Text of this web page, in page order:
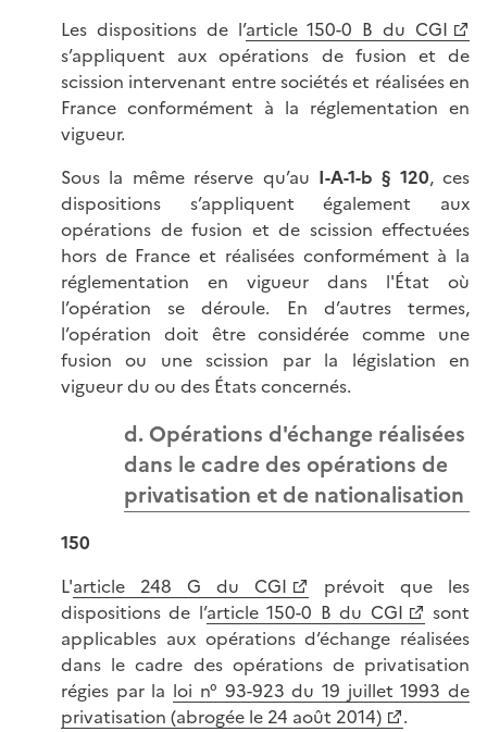
Les dispositions de l’article 150-0 B du CGI
s’appliquent aux opérations de fusion et de
scission intervenant entre sociétés et réalisées en
France conformément à la réglementation en
vigueur.
Sous la même réserve qu’au I-A-1-b § 120, ces
dispositions s’appliquent également aux
opérations de fusion et de scission effectuées
hors de France et réalisées conformément à la
réglementation en vigueur dans l'État où
l’opération se déroule. En d’autres termes,
l’opération doit être considérée comme une
fusion ou une scission par la législation en
vigueur du ou des États concernés.
d. Opérations d'échange réalisées
dans le cadre des opérations de
privatisation et de nationalisation
150
L'article 248 G du CGI
prévoit que les
dispositions de l’article 150-0 B du CGI
sont
applicables aux opérations d’échange réalisées
dans le cadre des opérations de privatisation
régies par la loi n° 93-923 du 19 juillet 1993 de
privatisation (abrogée le 24 août 2014)
.